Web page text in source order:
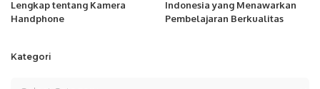
Lengkap tentang Kamera
Handphone
Indonesia yang Menawarkan
Pembelajaran Berkualitas
Kategori